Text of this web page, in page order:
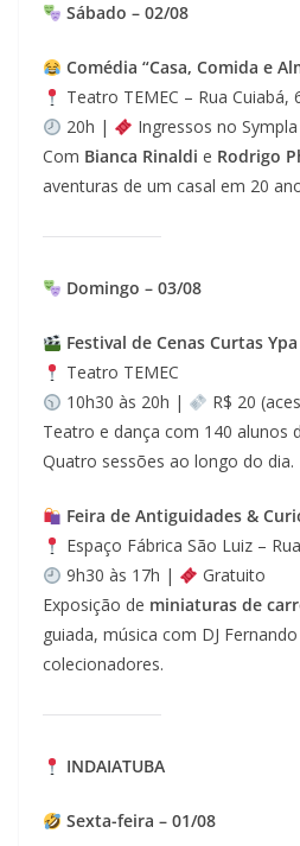
Sábado – 02/08
Comédia “Casa, Comida e
Teatro TEMEC – Rua Cuiabá,
20h |
Ingressos no Sympla
Com Bianca Rinaldi e Rodrigo
aventuras de um casal em 20
Domingo – 03/08
Festival de Cenas Curtas
Teatro TEMEC
10h30 às 20h |
R$ 20
Teatro e dança com 140 alunos
Quatro sessões ao longo do dia.
Feira de Antiguidades &
Espaço Fábrica São Luiz –
9h30 às 17h |
Gratuito
Exposição de miniaturas de
guiada, música com DJ
colecionadores.
INDAIATUBA
Sexta-feira – 01/08